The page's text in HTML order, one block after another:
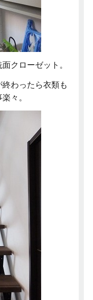
クローゼット。
わったら衣類も
々。